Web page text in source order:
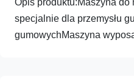
Opis produktu:Maszyna
specjalnie dla przemysłu
gumowychMaszyna